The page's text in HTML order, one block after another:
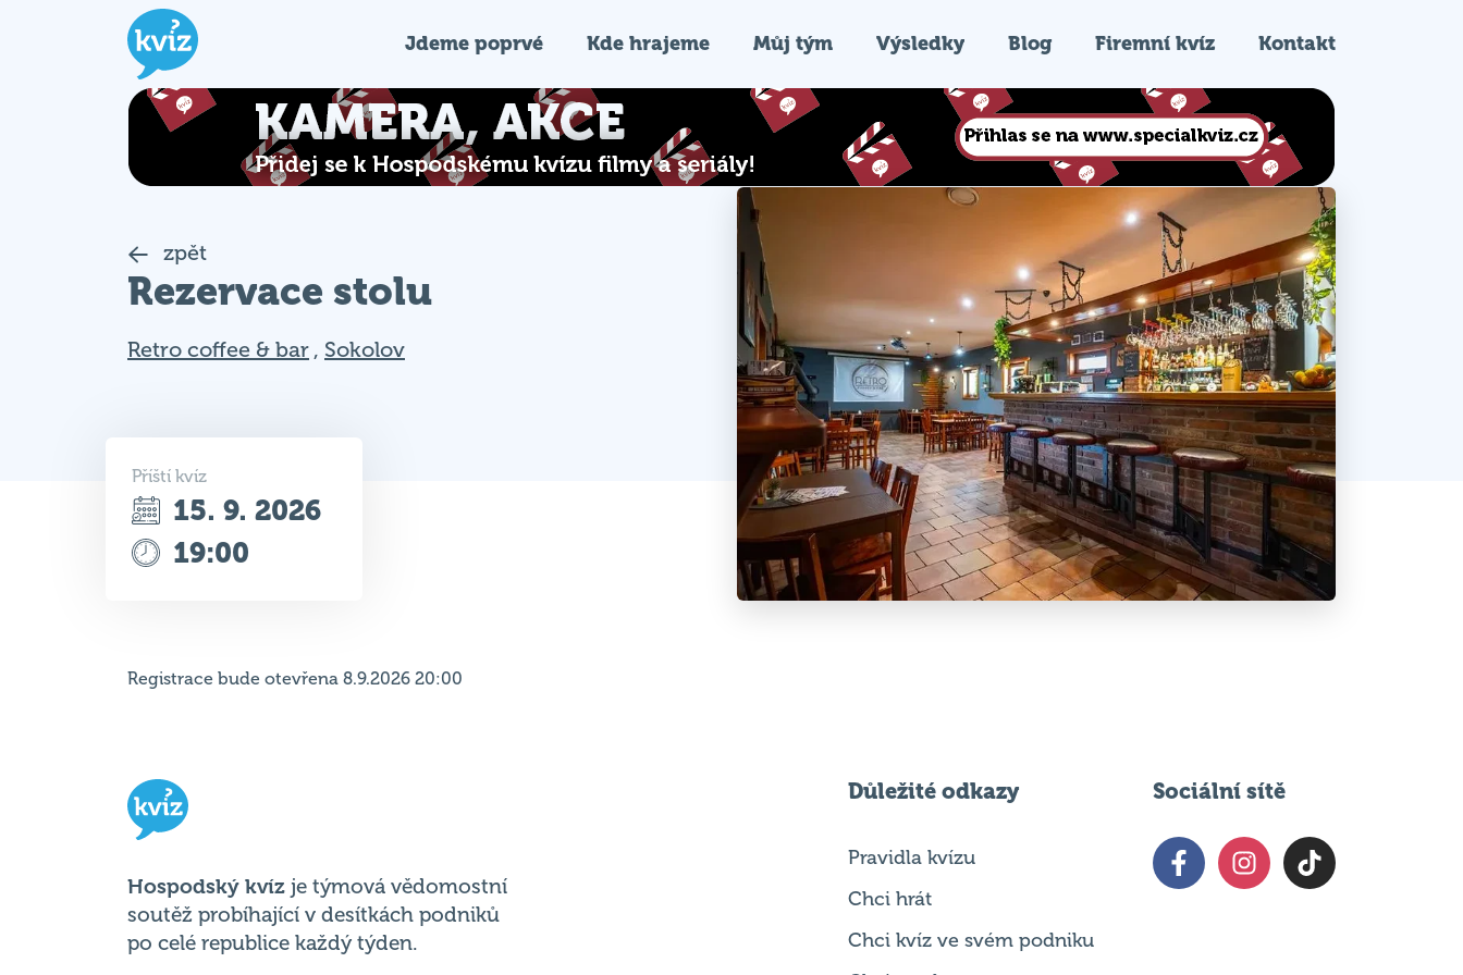
Jdeme poprvé Kde hrajeme Můj tým Výsledky Blog Firemní kvíz Kontakt
zpět
Rezervace stolu
Retro coffee & bar , Sokolov
Příští kvíz
15. 9. 2026
19:00
Registrace bude otevřena 8.9.2026 20:00
Hospodský kvíz je týmová vědomostní
soutěž probíhající v desítkách podniků
po celé republice každý týden.
Důležité odkazy
Pravidla kvízu
Chci hrát
Chci kvíz ve svém podniku
Sociální sítě